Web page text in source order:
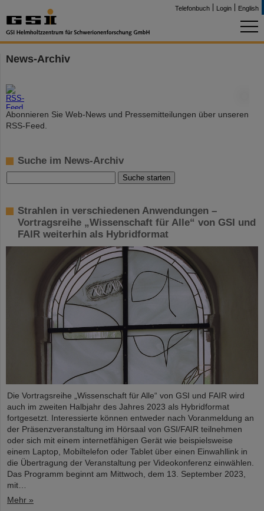
Telefonbuch Login English
News-Archiv
Abonnieren Sie Web-News und Pressemitteilungen über unseren
RSS-Feed.
Suche im News-Archiv
Strahlen in verschiedenen Anwendungen –
Vortragsreihe „Wissenschaft für Alle“ von GSI und
FAIR weiterhin als Hybridformat
Die Vortragsreihe „Wissenschaft für Alle“ von GSI und FAIR wird
auch im zweiten Halbjahr des Jahres 2023 als Hybridformat
fortgesetzt. Interessierte können entweder nach Voranmeldung an
der Präsenzveranstaltung im Hörsaal von GSI/FAIR teilnehmen
oder sich mit einem internetfähigen Gerät wie beispielsweise
einem Laptop, Mobiltelefon oder Tablet über einen Einwahllink in
die Übertragung der Veranstaltung per Videokonferenz einwählen.
Das Programm beginnt am Mittwoch, dem 13. September 2023,
mit…
Mehr »